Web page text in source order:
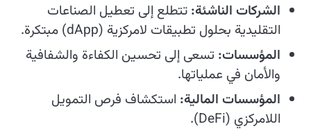
الشركات الناشئة: تتطلع إلى تعطيل الصناعات
التقليدية بحلول تطبيقات لامركزية (dApp) مبتكرة.
المؤسسات: تسعى إلى تحسين الكفاءة والشفافية
والأمان في عملياتها.
المؤسسات المالية: استكشاف فرص التمويل
اللامركزي (DeFi).